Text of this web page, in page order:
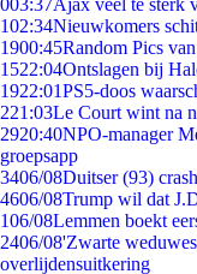
003:37Ajax veel te sterk
102:34Nieuwkomers
1900:45Random Pics
1522:04Ontslagen bij
1922:01PS5-doos
221:03Le Court wint na
2920:40NPO-manager
groepsapp
3406/08Duitser (93)
4606/08Trump wil dat
106/08Lemmen boekt
2406/08'Zwarte
overlijdensuitkering